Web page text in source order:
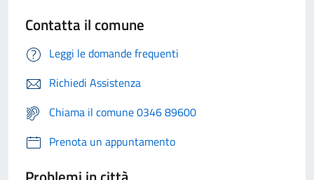
Contatta il comune
Leggi le domande frequenti
Richiedi Assistenza
Chiama il comune 0346 89600
Prenota un appuntamento